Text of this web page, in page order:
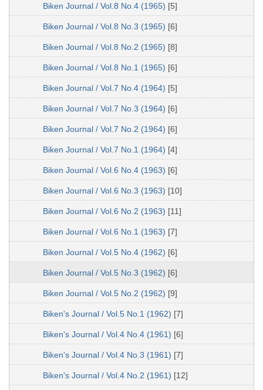
Biken Journal / Vol.8 No.4 (1965) [5]
Biken Journal / Vol.8 No.3 (1965) [6]
Biken Journal / Vol.8 No.2 (1965) [8]
Biken Journal / Vol.8 No.1 (1965) [6]
Biken Journal / Vol.7 No.4 (1964) [5]
Biken Journal / Vol.7 No.3 (1964) [6]
Biken Journal / Vol.7 No.2 (1964) [6]
Biken Journal / Vol.7 No.1 (1964) [4]
Biken Journal / Vol.6 No.4 (1963) [6]
Biken Journal / Vol.6 No.3 (1963) [10]
Biken Journal / Vol.6 No.2 (1963) [11]
Biken Journal / Vol.6 No.1 (1963) [7]
Biken Journal / Vol.5 No.4 (1962) [6]
Biken Journal / Vol.5 No.3 (1962) [6]
Biken Journal / Vol.5 No.2 (1962) [9]
Biken's Journal / Vol.5 No.1 (1962) [7]
Biken's Journal / Vol.4 No.4 (1961) [6]
Biken's Journal / Vol.4 No.3 (1961) [7]
Biken's Journal / Vol.4 No.2 (1961) [12]